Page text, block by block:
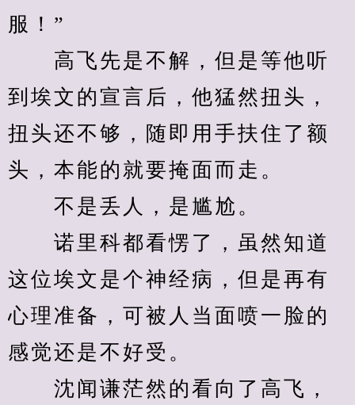
服！”
高飞先是不解，但是等他听
到埃文的宣言后，他猛然扭头，
扭头还不够，随即用手扶住了额
头，本能的就要掩面而走。
不是丢人，是尴尬。
诺里科都看愣了，虽然知道
这位埃文是个神经病，但是再有
心理准备，可被人当面喷一脸的
感觉还是不好受。
沈闻谦茫然的看向了高飞，